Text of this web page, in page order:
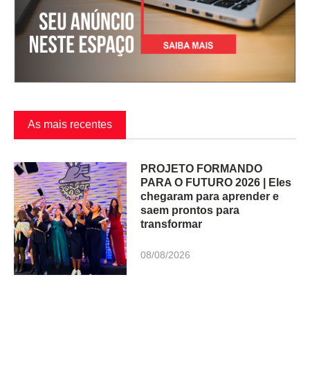
As mais recentes
PROJETO FORMANDO
PARA O FUTURO 2026 | Eles
chegaram para aprender e
saem prontos para
transformar
08/08/2026